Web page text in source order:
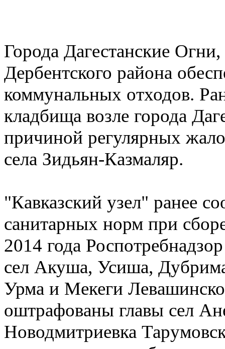
Города Дагестанские
Дербентского района
коммунальных отходов.
кладбища возле города
причиной регулярных
села Зидьян-Казмаляр.
"Кавказский узел" ранее
санитарных норм при
2014 года
сел Акуша, Усиша,
Урма и Мекеги
оштрафованы главы сел
Новодмитриевка